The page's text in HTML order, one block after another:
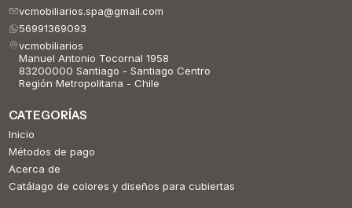
vcmobiliarios.spa@gmail.com
56991369093
vcmobiliarios
Manuel Antonio Tocornal 1958
83200000 Santiago - Santiago Centro
Región Metropolitana - Chile
CATEGORÍAS
Inicio
Métodos de pago
Acerca de
Catálago de colores y diseños para cubiertas